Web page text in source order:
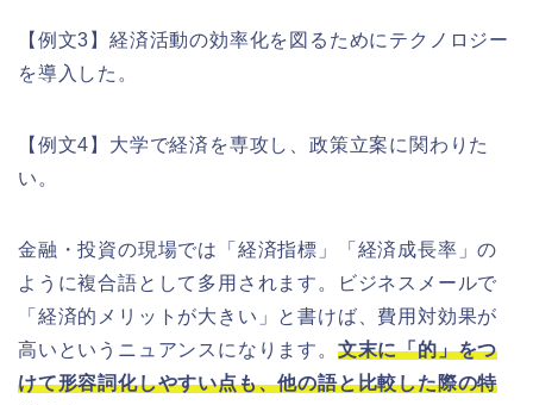
【例文3】経済活動の効率化を図るためにテクノロジー
を導入した。
【例文4】大学で経済を専攻し、政策立案に関わりた
い。
金融・投資の現場では「経済指標」「経済成長率」の
ように複合語として多用されます。ビジネスメールで
「経済的メリットが大きい」と書けば、費用対効果が
高いというニュアンスになります。 文末に「的」をつ
けて形容詞化しやすい点も、他の語と比較した際の特